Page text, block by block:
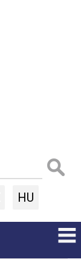
HU